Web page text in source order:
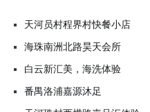
天河员村程界村快餐小店
海珠南洲北路昊天会所
白云新汇美，海洗体验
番禺洛浦嘉源沐足